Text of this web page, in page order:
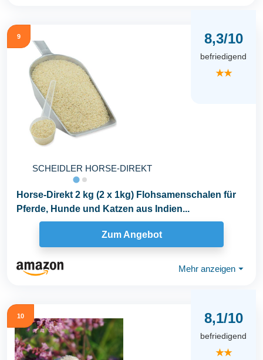
9
SCHEIDLER HORSE-DIREKT
8,3/10
befriedigend
★★
Horse-Direkt 2 kg (2 x 1kg) Flohsamenschalen für
Pferde, Hunde und Katzen aus Indien...
Zum Angebot
Mehr anzeigen ⏷
10 8,1/10
befriedigend
★★